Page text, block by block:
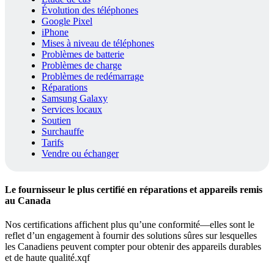
Évolution des téléphones
Google Pixel
iPhone
Mises à niveau de téléphones
Problèmes de batterie
Problèmes de charge
Problèmes de redémarrage
Réparations
Samsung Galaxy
Services locaux
Soutien
Surchauffe
Tarifs
Vendre ou échanger
Le fournisseur le plus certifié en réparations et appareils remis
au Canada
Nos certifications affichent plus qu’une conformité—elles sont le
reflet d’un engagement à fournir des solutions sûres sur lesquelles
les Canadiens peuvent compter pour obtenir des appareils durables
et de haute qualité.xqf